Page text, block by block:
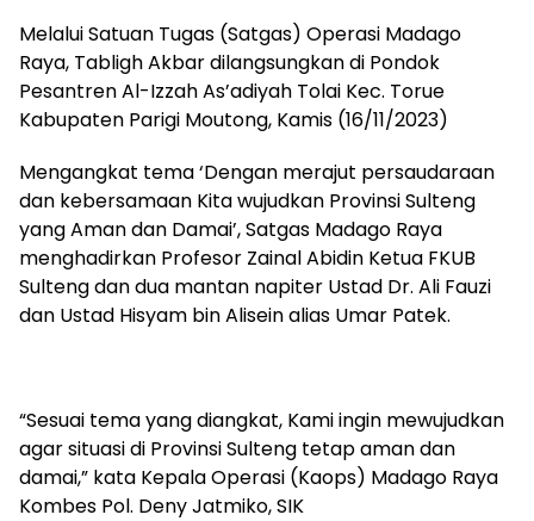
Melalui Satuan Tugas (Satgas) Operasi Madago
Raya, Tabligh Akbar dilangsungkan di Pondok
Pesantren Al-Izzah As’adiyah Tolai Kec. Torue
Kabupaten Parigi Moutong, Kamis (16/11/2023)
Mengangkat tema ‘Dengan merajut persaudaraan
dan kebersamaan Kita wujudkan Provinsi Sulteng
yang Aman dan Damai’, Satgas Madago Raya
menghadirkan Profesor Zainal Abidin Ketua FKUB
Sulteng dan dua mantan napiter Ustad Dr. Ali Fauzi
dan Ustad Hisyam bin Alisein alias Umar Patek.
“Sesuai tema yang diangkat, Kami ingin mewujudkan
agar situasi di Provinsi Sulteng tetap aman dan
damai,” kata Kepala Operasi (Kaops) Madago Raya
Kombes Pol. Deny Jatmiko, SIK